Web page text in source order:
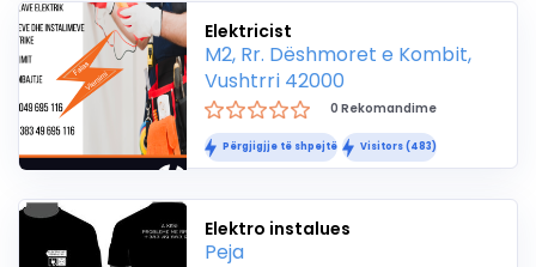
Elektricist
M2, Rr. Dëshmoret e Kombit,
Vushtrri 42000
0 Rekomandime
Përgjigjje të shpejtë Visitors (483)
Elektro instalues
Peja